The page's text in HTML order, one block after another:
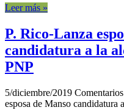
Leer más »
P. Rico-Lanza
candidatura a la
PNP
5/diciembre/2019
esposa de Manso